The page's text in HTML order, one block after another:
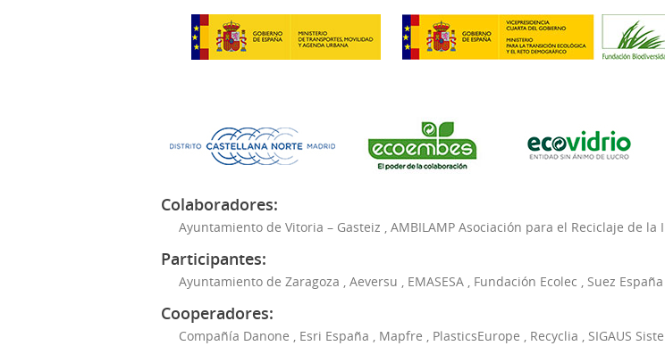
Colaboradores:
Ayuntamiento de Vitoria – Gasteiz AMBILAMP Asociación para el Reciclaje de la
Participantes:
Ayuntamiento de Zaragoza Aeversu EMASESA Fundación Ecolec Suez España
Cooperadores:
Compañía Danone Esri España Mapfre PlasticsEurope Recyclia SIGAUS